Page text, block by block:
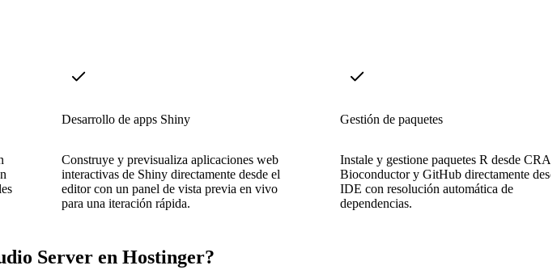
Desarrollo de apps Shiny
Construye y previsualiza aplicaciones web
interactivas de Shiny directamente desde el
editor con un panel de vista previa en vivo
para una iteración rápida.
Gestión de paquetes
Instale y gestione paquetes R desde
Bioconductor y GitHub directamente
IDE con resolución automática de
dependencias.
Server en Hostinger?